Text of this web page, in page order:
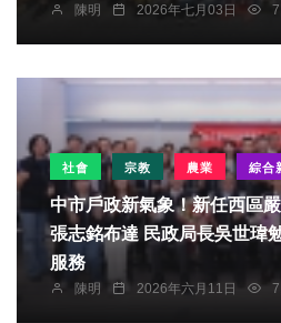
陳明 2026年七月03日
社會 宗教 農業 綜合
中市戶政新氣象！新任西區
張志銘布達 民政局長吳世瑋
服務
陳明 2026年六月11日